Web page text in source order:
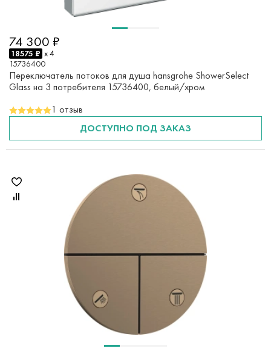
74 300 ₽
18575 ₽ x 4
15736400
Переключатель потоков для душа hansgrohe ShowerSelect
Glass на 3 потребителя 15736400, белый/хром
1 отзыв
ДОСТУПНО ПОД ЗАКАЗ